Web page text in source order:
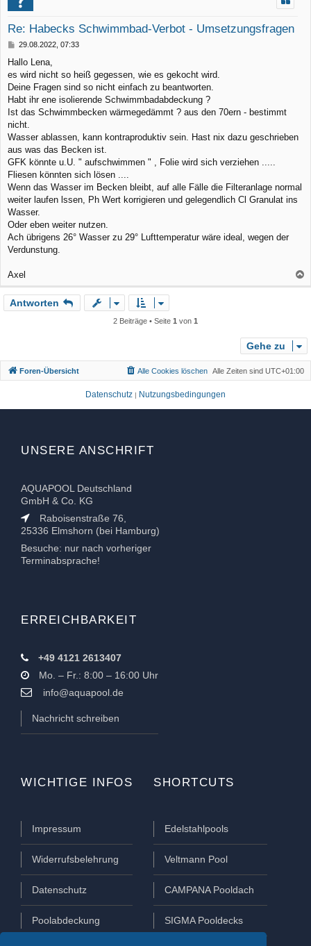
Re: Habecks Schwimmbad-Verbot - Umsetzungsfragen
B
i
t
r
a
29.08.2022, 07:33
Hallo Lena,
es wird nicht so heiß gegessen, wie es gekocht wird.
Deine Fragen sind so nicht einfach zu beantworten.
Habt ihr ene isolierende Schwimmbadabdeckung ?
Ist das Schwimmbecken wärmegedämmt ? aus den 70ern - bestimmt
nicht.
Wasser ablassen, kann kontraproduktiv sein. Hast nix dazu geschrieben
aus was das Becken ist.
GFK könnte u.U. " aufschwimmen " , Folie wird sich verziehen .....
Fliesen könnten sich lösen ....
Wenn das Wasser im Becken bleibt, auf alle Fälle die Filteranlage normal
weiter laufen lssen, Ph Wert korrigieren und gelegendlich Cl Granulat ins
Wasser.
Oder eben weiter nutzen.
Ach übrigens 26° Wasser zu 29° Lufttemperatur wäre ideal, wegen der
Verdunstung.
Axel
a
e
Antworten
2 Beiträge • Seite 1 von 1
Gehe zu
Foren-Übersicht Alle Zeiten sind UTC+01:00
Alle Cookies löschen
Datenschutz | Nutzungsbedingungen
UNSERE ANSCHRIFT
AQUAPOOL Deutschland
GmbH & Co. KG
Raboisenstraße 76,
25336 Elmshorn (bei Hamburg)
Besuche: nur nach vorheriger
Terminabsprache!
ERREICHBARKEIT
+49 4121 2613407
Mo. – Fr.: 8:00 – 16:00 Uhr
info@aquapool.de
Nachricht schreiben
WICHTIGE INFOS
Impressum
Widerrufsbelehrung
Datenschutz
Poolabdeckung
SHORTCUTS
Edelstahlpools
Veltmann Pool
CAMPANA Pooldach
SIGMA Pooldecks